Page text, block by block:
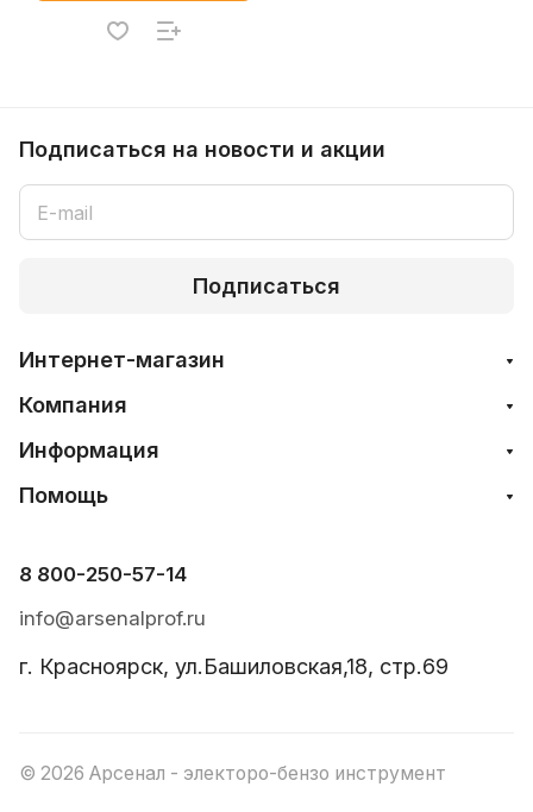
Подписаться на новости и акции
Подписаться
Интернет-магазин
Компания
Информация
Помощь
8 800-250-57-14
info@arsenalprof.ru
г. Красноярск, ул.Башиловская,18, стр.69
© 2026 Арсенал - электоро-бензо инструмент